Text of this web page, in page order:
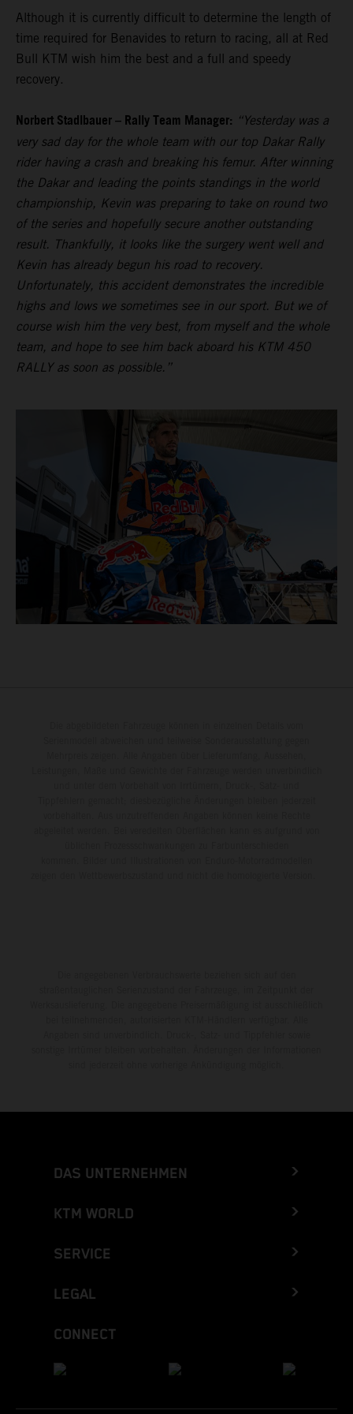
Although it is currently difficult to determine the length of
time required for Benavides to return to racing, all at Red
Bull KTM wish him the best and a full and speedy
recovery.
Norbert Stadlbauer – Rally Team Manager: “Yesterday was a
very sad day for the whole team with our top Dakar Rally
rider having a crash and breaking his femur. After winning
the Dakar and leading the points standings in the world
championship, Kevin was preparing to take on round two
of the series and hopefully secure another outstanding
result. Thankfully, it looks like the surgery went well and
Kevin has already begun his road to recovery.
Unfortunately, this accident demonstrates the incredible
highs and lows we sometimes see in our sport. But we of
course wish him the very best, from myself and the whole
team, and hope to see him back aboard his KTM 450
RALLY as soon as possible.”
DAS UNTERNEHMEN
KTM WORLD
SERVICE
LEGAL
CONNECT